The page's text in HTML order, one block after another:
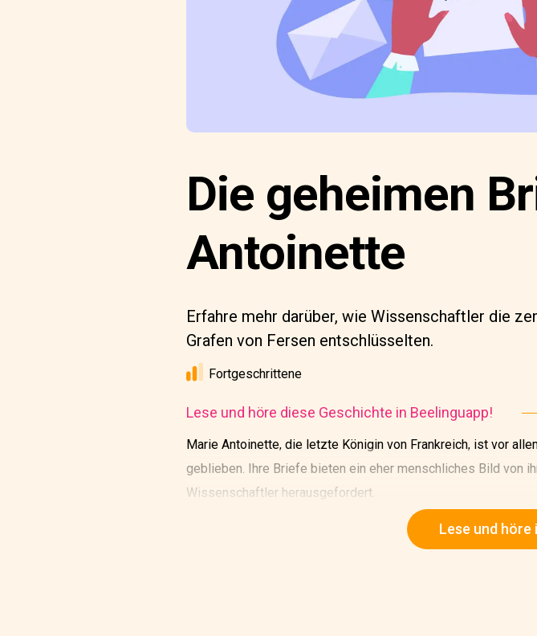
Die geheimen
Antoinette
Erfahre mehr darüber, wie Wissenschaftler die
Grafen von Fersen entschlüsselten.
Fortgeschrittene
Lese und höre diese Geschichte in Beelinguapp!
Marie Antoinette, die letzte Königin von Frankreich, ist vor
geblieben. Ihre Briefe bieten ein eher menschliches Bild von
Wissenschaftler herausgefordert.
Im Jahr 1982 erwarb das französische Nationalarchiv fünfzig
Revolution an ihren vermutlichen Liebhaber, den
Lese und höre